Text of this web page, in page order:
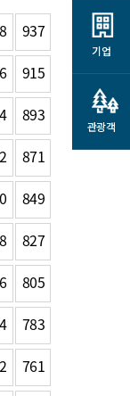
937
915
893
871
849
827
805
783
761
기업
관광객